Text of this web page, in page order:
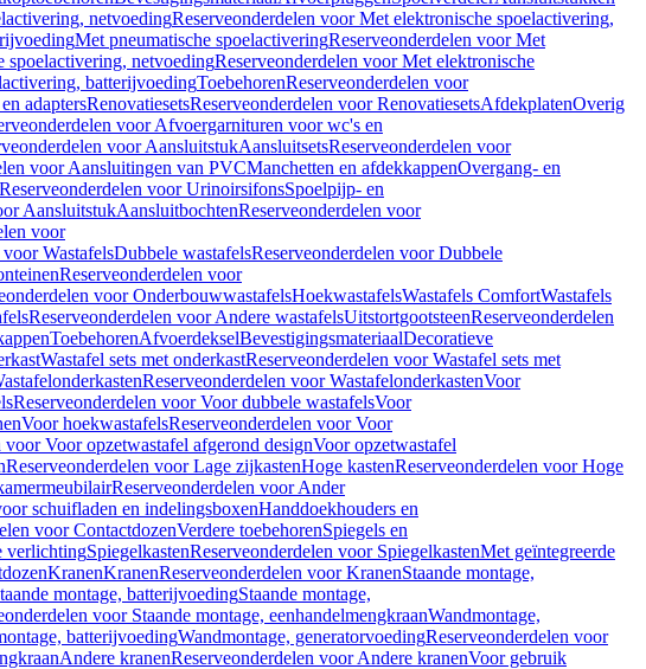
netvoedingReserveonderdelen voor Met elektronische spoelactivering,
Met pneumatische spoelactiveringReserveonderdelen voor Met
spoelactivering, netvoedingReserveonderdelen voor Met elektronische
batterijvoedingToebehorenReserveonderdelen voor
adaptersRenovatiesetsReserveonderdelen voor RenovatiesetsAfdekplatenOverig
voor Afvoergarnituren voor wc's en
voor AansluitstukAansluitsetsReserveonderdelen voor
voor Aansluitingen van PVCManchetten en afdekkappenOvergang- en
Reserveonderdelen voor UrinoirsifonsSpoelpijp- en
AansluitstukAansluitbochtenReserveonderdelen voor
voor
WastafelsDubbele wastafelsReserveonderdelen voor Dubbele
Reserveonderdelen voor
voor OnderbouwwastafelsHoekwastafelsWastafels ComfortWastafels
Reserveonderdelen voor Andere wastafelsUitstortgootsteenReserveonderdelen
ToebehorenAfvoerdekselBevestigingsmateriaalDecoratieve
Wastafel sets met onderkastReserveonderdelen voor Wastafel sets met
Reserveonderdelen voor WastafelonderkastenVoor
Reserveonderdelen voor Voor dubbele wastafelsVoor
Voor hoekwastafelsReserveonderdelen voor Voor
voor Voor opzetwastafel afgerond designVoor opzetwastafel
Reserveonderdelen voor Lage zijkastenHoge kastenReserveonderdelen voor Hoge
Reserveonderdelen voor Ander
schuifladen en indelingsboxenHanddoekhouders en
voor ContactdozenVerdere toebehorenSpiegels en
verlichtingSpiegelkastenReserveonderdelen voor SpiegelkastenMet geïntegreerde
KranenKranenReserveonderdelen voor KranenStaande montage,
montage, batterijvoedingStaande montage,
voor Staande montage, eenhandelmengkraanWandmontage,
batterijvoedingWandmontage, generatorvoedingReserveonderdelen voor
Andere kranenReserveonderdelen voor Andere kranenVoor gebruik